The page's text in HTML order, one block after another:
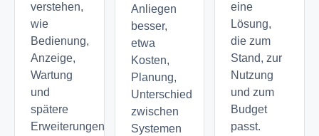
verstehen,
wie
Bedienung,
Anzeige,
Wartung
und
spätere
Erweiterungen
Anliegen
besser,
etwa
Kosten,
Planung,
Unterschied
zwischen
Systemen
eine
Lösung,
die zum
Stand, zur
Nutzung
und zum
Budget
passt.